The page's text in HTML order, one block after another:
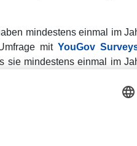
mindestens einmal im
mit YouGov
mindestens einmal im
(11 Prozent der Generation
Olympischen
aus städtischer